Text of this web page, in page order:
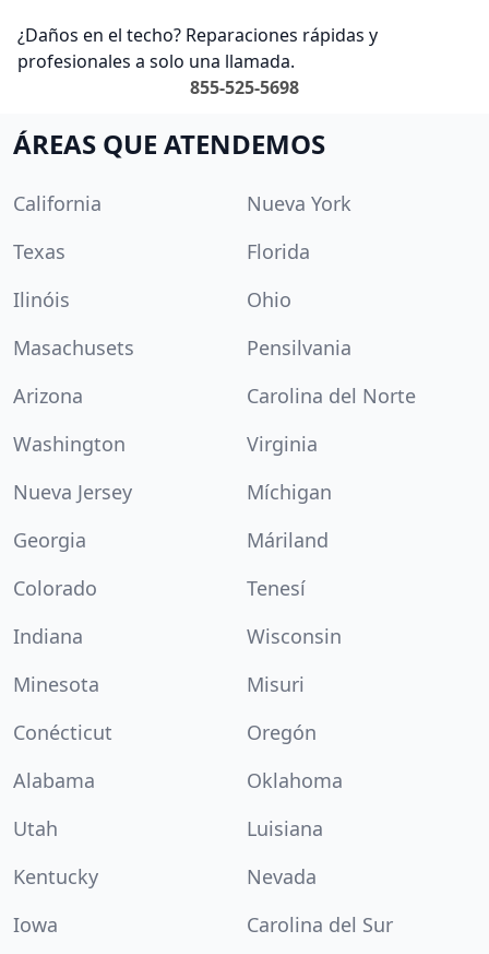
¿Daños en el techo? Reparaciones rápidas y
profesionales a solo una llamada.
855-525-5698
ÁREAS QUE ATENDEMOS
California
Nueva York
Texas
Florida
Ilinóis
Ohio
Masachusets
Pensilvania
Arizona
Carolina del Norte
Washington
Virginia
Nueva Jersey
Míchigan
Georgia
Máriland
Colorado
Tenesí
Indiana
Wisconsin
Minesota
Misuri
Conécticut
Oregón
Alabama
Oklahoma
Utah
Luisiana
Kentucky
Nevada
Iowa
Carolina del Sur